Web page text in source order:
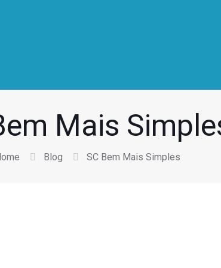
Mais
Blog SC Bem Mais Simples